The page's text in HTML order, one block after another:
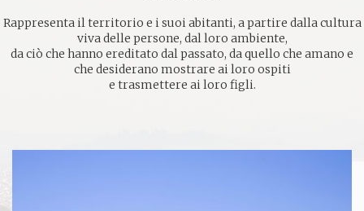
Rappresenta il territorio e i suoi abitanti, a partire dalla cultura
viva delle persone, dal loro ambiente,
da ciò che hanno ereditato dal passato, da quello che amano e
che desiderano mostrare ai loro ospiti
e trasmettere ai loro figli.